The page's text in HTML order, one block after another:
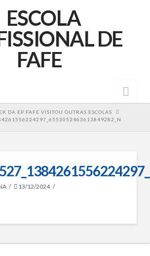
DA EP FAFE VISITOU OUTRAS ESCOLAS
13/12/2024